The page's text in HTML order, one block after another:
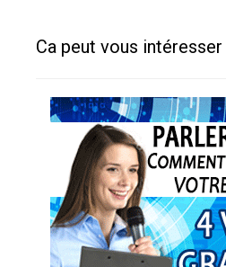
Ca peut vous intéresser